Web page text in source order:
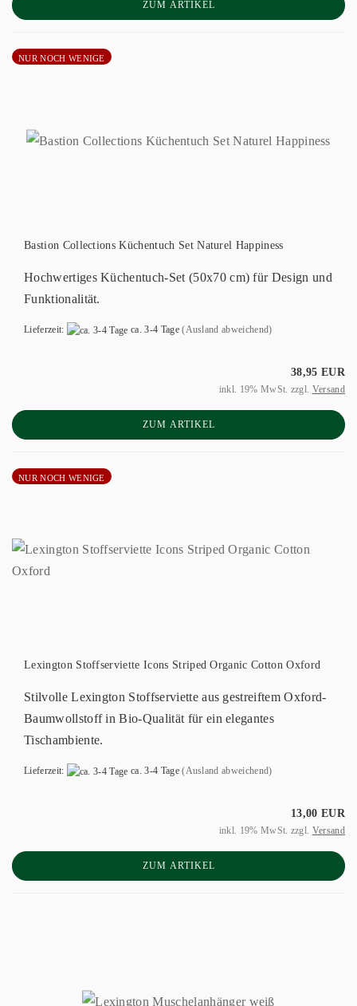
ZUM ARTIKEL
NUR NOCH WENIGE
Bastion Collections Küchentuch Set Naturel Happiness
Hochwertiges Küchentuch-Set (50x70 cm) für Design und
Funktionalität.
Lieferzeit: ca. 3-4 Tage (Ausland abweichend)
38,95 EUR
inkl. 19% MwSt. zzgl. Versand
ZUM ARTIKEL
NUR NOCH WENIGE
Lexington Stoffserviette Icons Striped Organic Cotton Oxford
Stilvolle Lexington Stoffserviette aus gestreiftem Oxford-
Baumwollstoff in Bio-Qualität für ein elegantes
Tischambiente.
Lieferzeit: ca. 3-4 Tage (Ausland abweichend)
13,00 EUR
inkl. 19% MwSt. zzgl. Versand
ZUM ARTIKEL